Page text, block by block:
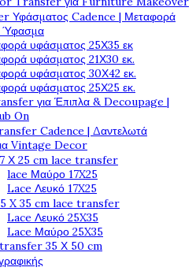
Υφάσματος Cadence | Μεταφορά
Ύφασμα
υφάσματος 25Χ35 εκ
υφάσματος 21Χ30 εκ.
υφάσματος 30Χ42 εκ.
υφάσματος 25Χ25 εκ.
για Έπιπλα & Decoupage |
On
Cadence | Δαντελωτά
Vintage Decor
Χ 25 cm lace transfer
lace Μαύρο 17X25
Lace Λευκό 17X25
X 35 cm lace transfer
Lace Λευκό 25X35
Lace Μαύρο 25X35
35 Χ 50 cm